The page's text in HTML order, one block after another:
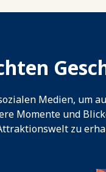
Medien, um
Momente und
zu